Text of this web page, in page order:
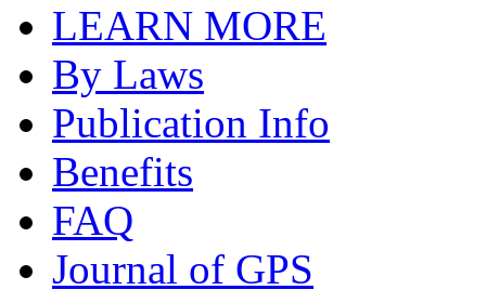
LEARN MORE
By Laws
Publication Info
Benefits
FAQ
Journal of GPS